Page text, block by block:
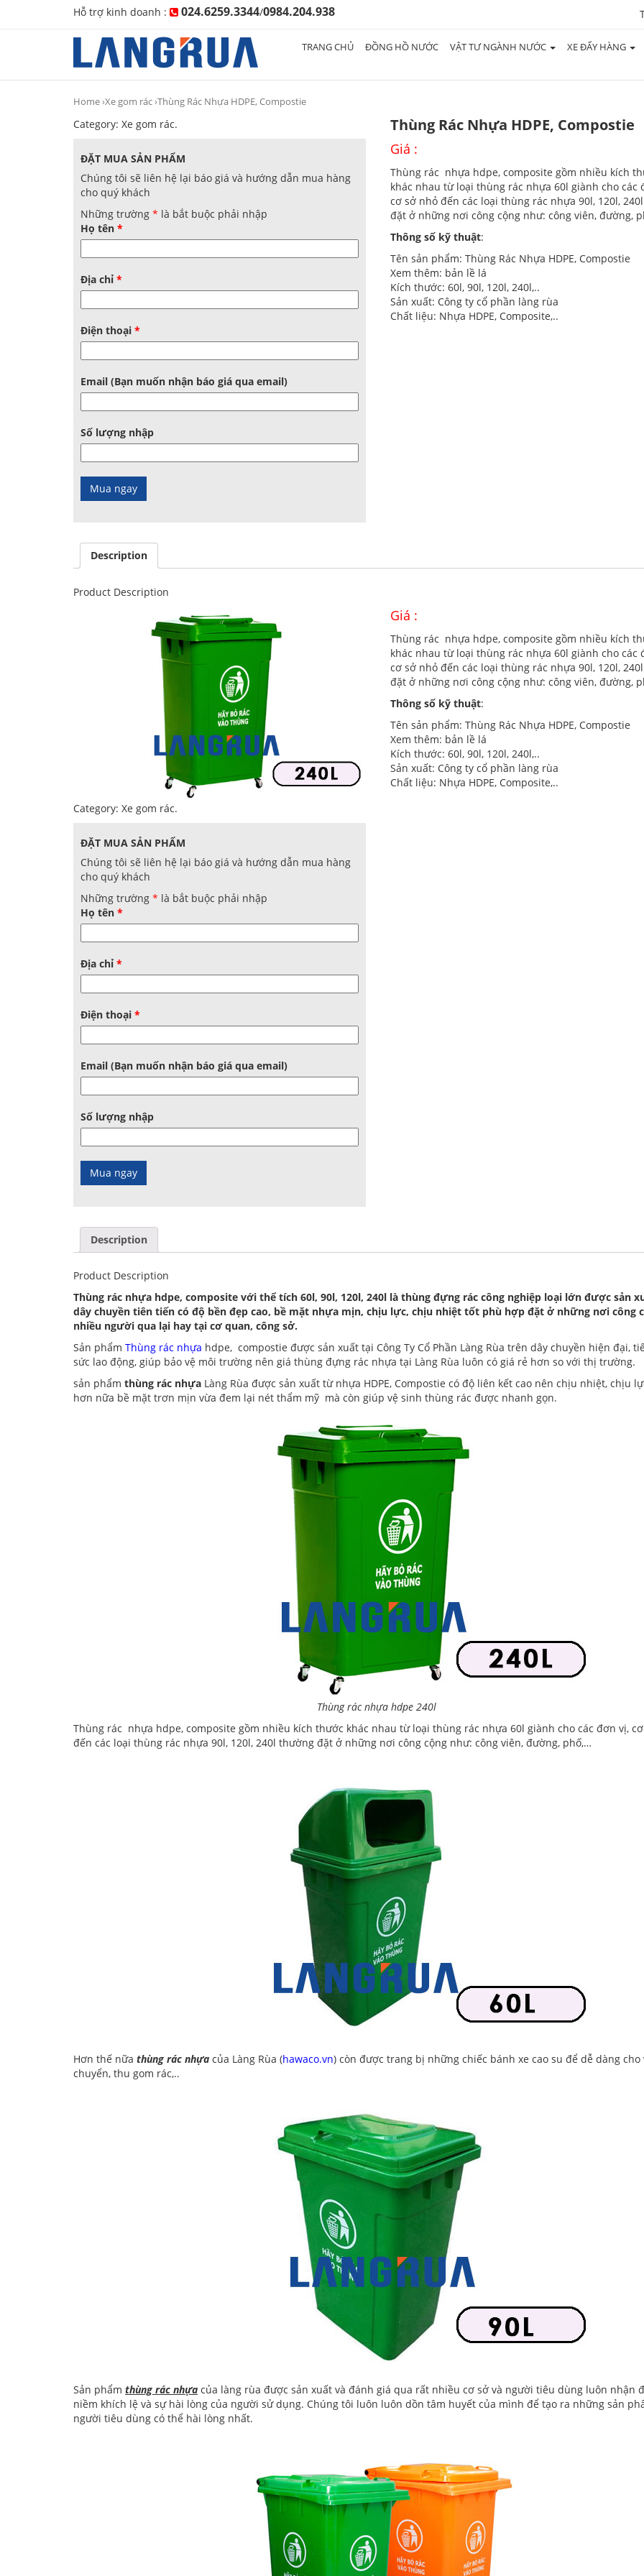
Hỗ trợ kinh doanh : 024.6259.3344/0984.204.938
TRANG CHỦ ĐỒNG HỒ NƯỚC VẬT TƯ NGÀNH NƯỚC XE ĐẨY HÀNG
Home›Xe gom rác›Thùng Rác Nhựa HDPE, Compostie
Category: Xe gom rác.
ĐẶT MUA SẢN PHẨM
Chúng tôi sẽ liên hệ lại báo giá và hướng dẫn mua hàng
cho quý khách
Những trường * là bắt buộc phải nhập
Họ tên *
Địa chỉ *
Điện thoại *
Email (Bạn muốn nhận báo giá qua email)
Số lượng nhập
Thùng Rác Nhựa HDPE, Compostie
Giá :
Thùng rác nhựa hdpe, composite gồm nhiều kích
khác nhau từ loại thùng rác nhựa 60l giành cho các
cơ sở nhỏ đến các loại thùng rác nhựa 90l, 120l,
đặt ở những nơi công cộng như: công viên, đường,
Thông số kỹ thuật:
Tên sản phẩm: Thùng Rác Nhựa HDPE, Compostie
Xem thêm: bản lề lá
Kích thước: 60l, 90l, 120l, 240l,..
Sản xuất: Công ty cổ phần làng rùa
Chất liệu: Nhựa HDPE, Composite,..
Description
Product Description
Category: Xe gom rác.
ĐẶT MUA SẢN PHẨM
Chúng tôi sẽ liên hệ lại báo giá và hướng dẫn mua hàng
cho quý khách
Những trường * là bắt buộc phải nhập
Họ tên *
Địa chỉ *
Điện thoại *
Email (Bạn muốn nhận báo giá qua email)
Số lượng nhập
Giá :
Thùng rác nhựa hdpe, composite gồm nhiều kích
khác nhau từ loại thùng rác nhựa 60l giành cho các
cơ sở nhỏ đến các loại thùng rác nhựa 90l, 120l,
đặt ở những nơi công cộng như: công viên, đường,
Thông số kỹ thuật:
Tên sản phẩm: Thùng Rác Nhựa HDPE, Compostie
Xem thêm: bản lề lá
Kích thước: 60l, 90l, 120l, 240l,..
Sản xuất: Công ty cổ phần làng rùa
Chất liệu: Nhựa HDPE, Composite,..
Description
Product Description
Thùng rác nhựa hdpe, composite với thể tích 60l, 90l, 120l, 240l là thùng đựng rác công nghiệp loại lớn được sản
dây chuyền tiên tiến có độ bền đẹp cao, bề mặt nhựa mịn, chịu lực, chịu nhiệt tốt phù hợp đặt ở những nơi công
nhiều người qua lại hay tại cơ quan, công sở.
Sản phẩm Thùng rác nhựa hdpe, compostie được sản xuất tại Công Ty Cổ Phần Làng Rùa trên dây chuyền hiện đại,
sức lao động, giúp bảo vệ môi trường nên giá thùng đựng rác nhựa tại Làng Rùa luôn có giá rẻ hơn so với thị trường.
sản phẩm thùng rác nhựa Làng Rùa được sản xuất từ nhựa HDPE, Compostie có độ liên kết cao nên chịu nhiệt, chịu
hơn nữa bề mặt trơn mịn vừa đem lại nét thẩm mỹ mà còn giúp vệ sinh thùng rác được nhanh gọn.
Thùng rác nhựa hdpe 240l
Thùng rác nhựa hdpe, composite gồm nhiều kích thước khác nhau từ loại thùng rác nhựa 60l giành cho các đơn vị,
đến các loại thùng rác nhựa 90l, 120l, 240l thường đặt ở những nơi công cộng như: công viên, đường, phố,…
Hơn thế nữa thùng rác nhựa của Làng Rùa (hawaco.vn) còn được trang bị những chiếc bánh xe cao su để dễ dàng cho
chuyển, thu gom rác,..
Sản phẩm thùng rác nhựa của làng rùa được sản xuất và đánh giá qua rất nhiều cơ sở và người tiêu dùng luôn nhận
niềm khích lệ và sự hài lòng của người sử dụng. Chúng tôi luôn luôn dồn tâm huyết của mình để tạo ra những sản
người tiêu dùng có thể hài lòng nhất.